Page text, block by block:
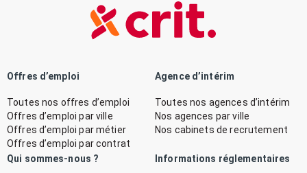
Offres d’emploi
Toutes nos offres d’emploi
Offres d’emploi par ville
Offres d’emploi par métier
Offres d’emploi par contrat
Agence d’intérim
Toutes nos agences d’intérim
Nos agences par ville
Nos cabinets de recrutement
Qui sommes-nous ? Informations réglementaires